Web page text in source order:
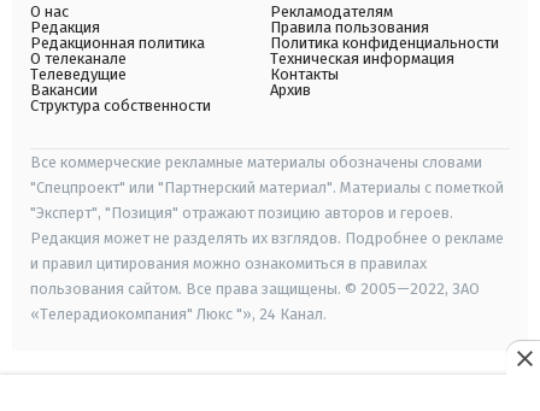
О нас
Редакция
Редакционная политика
О телеканале
Телеведущие
Вакансии
Структура собственности
Рекламодателям
Правила пользования
Политика конфиденциальности
Техническая информация
Контакты
Архив
Все коммерческие рекламные материалы обозначены словами
"Спецпроект" или "Партнерский материал". Материалы с пометкой
"Эксперт", "Позиция" отражают позицию авторов и героев.
Редакция может не разделять их взглядов. Подробнее о рекламе
и правил цитирования можно ознакомиться в правилах
пользования сайтом. Все права защищены. © 2005—2022, ЗАО
«Телерадиокомпания" Люкс "», 24 Канал.